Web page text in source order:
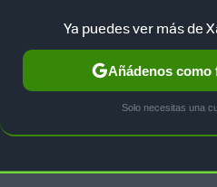
TESLA UBER AUTO
Ya puedes ver más de
Añádenos como
Solo necesitas una